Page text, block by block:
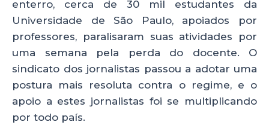
enterro, cerca de 30 mil estudantes da
Universidade de São Paulo, apoiados por
professores, paralisaram suas atividades por
uma semana pela perda do docente. O
sindicato dos jornalistas passou a adotar uma
postura mais resoluta contra o regime, e o
apoio a estes jornalistas foi se multiplicando
por todo país.